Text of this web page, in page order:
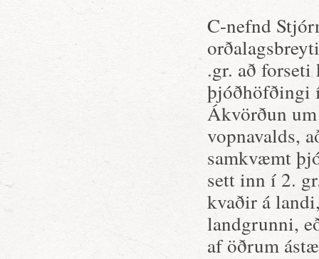
C-nefnd
.gr. að
þjóðhöfðingi
Ákvörðun
vopnavalds,
samkvæmt
sett inn í 2.
kvaðir á
landgrunni,
af öðrum